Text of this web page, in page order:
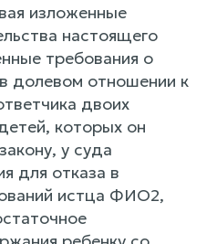
изложенные
настоящего
требования о
долевом отношении к
двоих
которых он
у суда
для отказа в
истца ФИО2,